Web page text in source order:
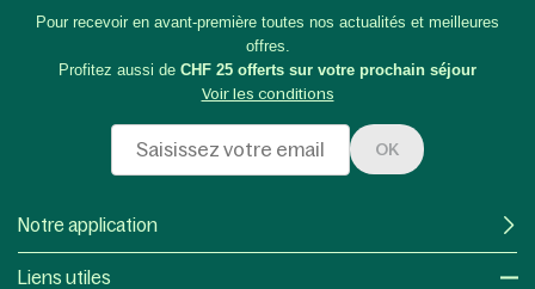
Pour recevoir en avant-première toutes nos actualités et meilleures
offres.
Profitez aussi de CHF 25 offerts sur votre prochain séjour
Voir les conditions
OK
Notre application
Liens utiles​